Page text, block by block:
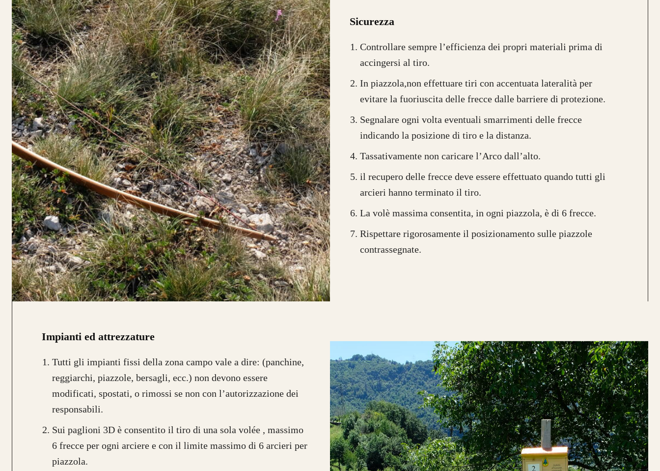
Sicurezza
Controllare sempre l’efficienza dei propri materiali prima di
accingersi al tiro.
In piazzola,non effettuare tiri con accentuata lateralità per
evitare la fuoriuscita delle frecce dalle barriere di protezione.
Segnalare ogni volta eventuali smarrimenti delle frecce
indicando la posizione di tiro e la distanza.
Tassativamente non caricare l’Arco dall’alto.
il recupero delle frecce deve essere effettuato quando tutti gli
arcieri hanno terminato il tiro.
La volè massima consentita, in ogni piazzola, è di 6 frecce.
Rispettare rigorosamente il posizionamento sulle piazzole
contrassegnate.
Impianti ed attrezzature
Tutti gli impianti fissi della zona campo vale a dire: (panchine,
reggiarchi, piazzole, bersagli, ecc.) non devono essere
modificati, spostati, o rimossi se non con l’autorizzazione dei
responsabili.
Sui paglioni 3D è consentito il tiro di una sola volée , massimo
6 frecce per ogni arciere e con il limite massimo di 6 arcieri per
piazzola.